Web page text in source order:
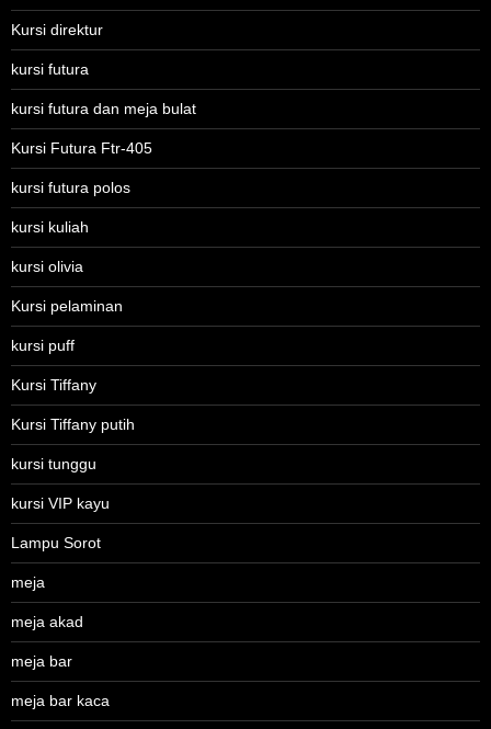
Kursi direktur
kursi futura
kursi futura dan meja bulat
Kursi Futura Ftr-405
kursi futura polos
kursi kuliah
kursi olivia
Kursi pelaminan
kursi puff
Kursi Tiffany
Kursi Tiffany putih
kursi tunggu
kursi VIP kayu
Lampu Sorot
meja
meja akad
meja bar
meja bar kaca